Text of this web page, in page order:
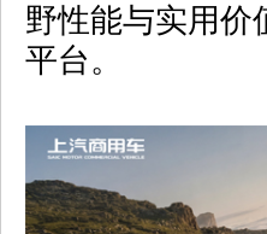
野性能与实用价
平台。